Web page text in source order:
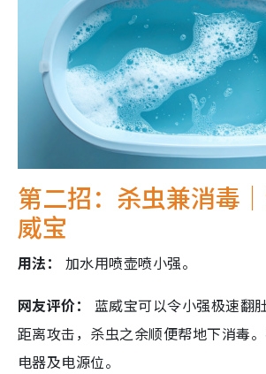
第二招：杀虫兼消毒
威宝
用法：
加水用喷壶喷小强。
网友评价： 蓝威宝可以令小强极速翻
距离攻击，杀虫之余顺便帮地下消毒
电器及电源位。